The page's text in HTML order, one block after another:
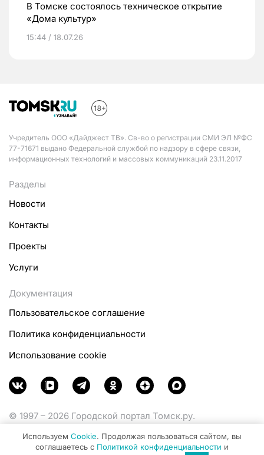
В Томске состоялось техническое открытие
«Дома культур»
15:44 / 18.07.26
Учредитель ООО «Дайджест ТВ». Св-во о регистрации СМИ ЭЛ №ФС
77-71671 выдано Федеральной службой по надзору в сфере связи,
информационных технологий и массовых коммуникаций 23.11.2017
Разделы
Новости
Контакты
Проекты
Услуги
Документация
Пользовательское соглашение
Политика конфиденциальности
Использование cookie
© 1997 – 2026 Городской портал Томск.ру.
Министерства цифрового развития, связи и массовых
Используем Cookie. Продолжая пользоваться сайтом, вы
соглашаетесь с Политикой конфиденциальности и